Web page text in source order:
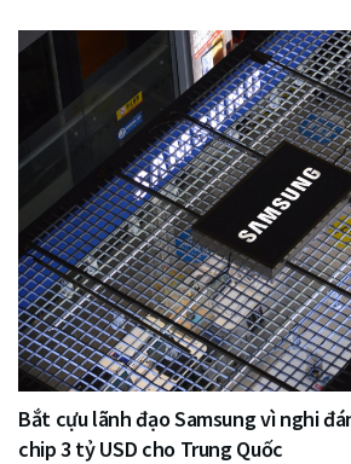
Bắt cựu lãnh đạo Samsung vì nghi
chip 3 tỷ USD cho Trung Quốc